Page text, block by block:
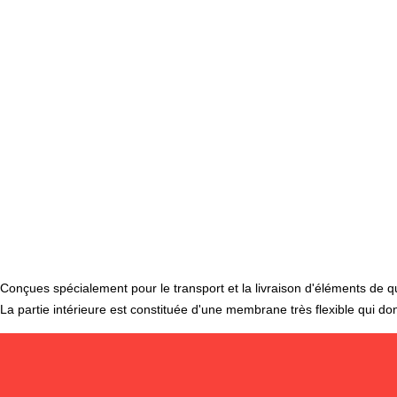
Conçues spécialement pour le transport et la livraison d'éléments de
La partie intérieure est constituée d'une membrane très flexible qui